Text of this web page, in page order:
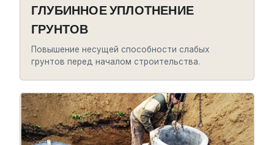
ГЛУБИННОЕ УПЛОТНЕНИЕ
ГРУНТОВ
Повышение несущей способности слабых
грунтов перед началом строительства.